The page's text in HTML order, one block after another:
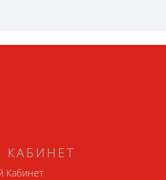
Кабинет